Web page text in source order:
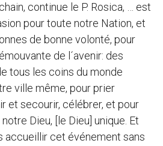
continue le P. Rosica, … est
pour toute notre Nation, et
de bonne volonté, pour
de l´avenir: des
tous les coins du monde
ville même, pour prier
et secourir, célébrer, et pour
Dieu, [le Dieu] unique. Et
accueillir cet événement sans